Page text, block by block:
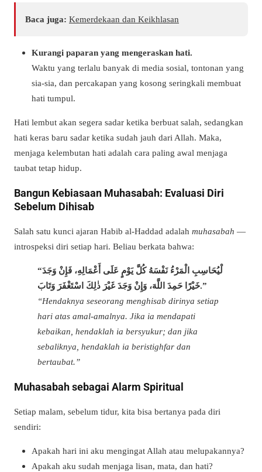
Baca juga: Kemerdekaan dan Keikhlasan
Kurangi paparan yang mengeraskan hati.
Waktu yang terlalu banyak di media sosial, tontonan yang
sia-sia, dan percakapan yang kosong seringkali membuat
hati tumpul.
Hati lembut akan segera sadar ketika berbuat salah, sedangkan
hati keras baru sadar ketika sudah jauh dari Allah. Maka,
menjaga kelembutan hati adalah cara paling awal menjaga
taubat tetap hidup.
Bangun Kebiasaan Muhasabah: Evaluasi Diri
Sebelum Dihisab
Salah satu kunci ajaran Habib al-Haddad adalah muhasabah —
introspeksi diri setiap hari. Beliau berkata bahwa:
“لْيُحَاسِبِ الْمَرْءُ نَفْسَهُ كُلَّ يَوْمٍ عَلَى أَعْمَالِهِ، فَإِنْ وَجَدَ
خَيْرًا حَمِدَ اللَّهَ، وَإِنْ وَجَدَ غَيْرَ ذٰلِكَ اسْتَغْفَرَ وَتَابَ.”
“Hendaknya seseorang menghisab dirinya setiap
hari atas amal-amalnya. Jika ia mendapati
kebaikan, hendaklah ia bersyukur; dan jika
sebaliknya, hendaklah ia beristighfar dan
bertaubat.”
Muhasabah sebagai Alarm Spiritual
Setiap malam, sebelum tidur, kita bisa bertanya pada diri
sendiri:
Apakah hari ini aku mengingat Allah atau melupakannya?
Apakah aku sudah menjaga lisan, mata, dan hati?